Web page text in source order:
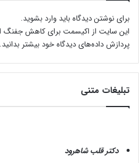
برای نوشتن دیدگاه باید وارد بشوید.
این سایت از اکیسمت برای کاهش جفنگ
پردازش داده‌های دیدگاه خود بیشتر بدانید.
تبلیغات متنی
دکتر قلب شاهرود